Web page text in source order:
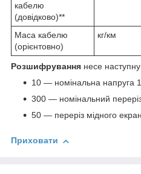
кабелю
(довідково)**
Маса кабелю
(орієнтовно)
кг/км
Розшифрування несе
10 — номінальна напруга
300 — номінальний
50 — переріз мідного
Приховати